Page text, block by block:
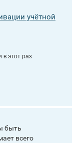
учётной
этот раз
быть
всего